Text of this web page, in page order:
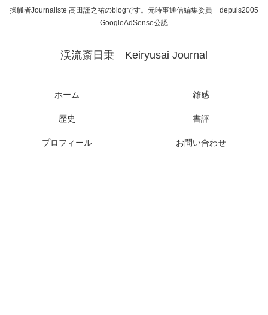
操觚者Journaliste 高田謹之祐のblogです。元時事通信編集委員 depuis2005
GoogleAdSense公認
渓流斎日乗 Keiryusai Journal
ホーム 雑感
歴史 書評
プロフィール お問い合わせ